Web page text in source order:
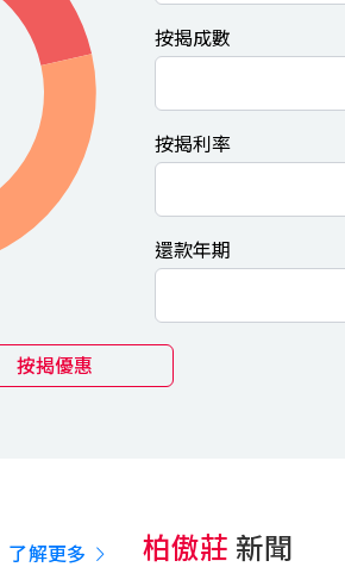
按揭成數
按揭利率
還款年期
按揭優惠
了解更多 柏傲莊 新聞